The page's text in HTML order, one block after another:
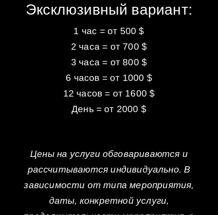
Эксклюзивный вариант:
1 час = от 500 $
2 часа = от 700 $
3 часа = от 800 $
6 часов = от 1000 $
12 часов = от 1600 $
День = от 2000 $
Цены на услуги обговариваются и
рассчитываются индивидуально. В
зависимости от типа мероприятия,
даты, конкретной услуги,